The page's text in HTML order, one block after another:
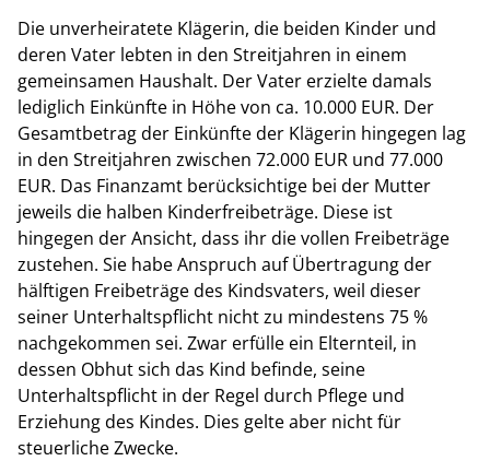
Die unverheiratete Klägerin, die beiden Kinder und
deren Vater lebten in den Streitjahren in einem
gemeinsamen Haushalt. Der Vater erzielte damals
lediglich Einkünfte in Höhe von ca. 10.000 EUR. Der
Gesamtbetrag der Einkünfte der Klägerin hingegen lag
in den Streitjahren zwischen 72.000 EUR und 77.000
EUR. Das Finanzamt berücksichtige bei der Mutter
jeweils die halben Kinderfreibeträge. Diese ist
hingegen der Ansicht, dass ihr die vollen Freibeträge
zustehen. Sie habe Anspruch auf Übertragung der
hälftigen Freibeträge des Kindsvaters, weil dieser
seiner Unterhaltspflicht nicht zu mindestens 75 %
nachgekommen sei. Zwar erfülle ein Elternteil, in
dessen Obhut sich das Kind befinde, seine
Unterhaltspflicht in der Regel durch Pflege und
Erziehung des Kindes. Dies gelte aber nicht für
steuerliche Zwecke.